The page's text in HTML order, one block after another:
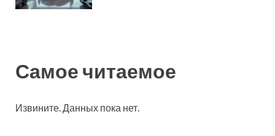
Самое читаемое
Извините. Данных пока нет.